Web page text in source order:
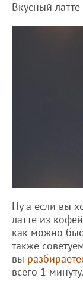
Вкусный
Ну а если вы
латте из
как можно
также
вы
всего 1 минуту.